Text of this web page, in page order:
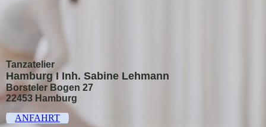
Tanzatelier
Hamburg I Inh. Sabine Lehmann
Borsteler Bogen 27
22453 Hamburg
ANFAHRT